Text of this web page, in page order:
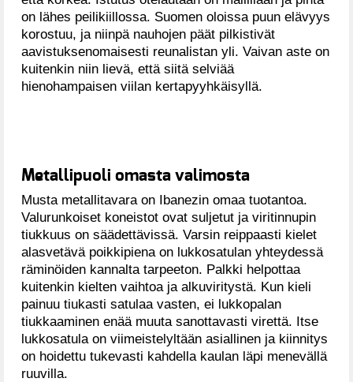
on lähes peilikiillossa. Suomen oloissa puun elävyys
korostuu, ja niinpä nauhojen päät pilkistivät
aavistuksenomaisesti reunalistan yli. Vaivan aste on
kuitenkin niin lievä, että siitä selviää
hienohampaisen viilan kertapyyhkäisyllä.
Metallipuoli omasta valimosta
Musta metallitavara on Ibanezin omaa tuotantoa.
Valurunkoiset koneistot ovat suljetut ja viritinnupin
tiukkuus on säädettävissä. Varsin reippaasti kielet
alasvetävä poikkipiena on lukkosatulan yhteydessä
räminöiden kannalta tarpeeton. Palkki helpottaa
kuitenkin kielten vaihtoa ja alkuviritystä. Kun kieli
painuu tiukasti satulaa vasten, ei lukkopalan
tiukkaaminen enää muuta sanottavasti virettä. Itse
lukkosatula on viimeistelyltään asiallinen ja kiinnitys
on hoidettu tukevasti kahdella kaulan läpi menevällä
ruuvilla.